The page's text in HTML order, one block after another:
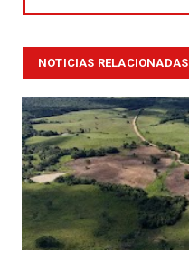
NOTICIAS RELACIONADAS